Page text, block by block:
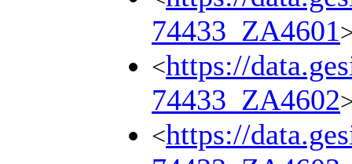
74433_ZA4601
<https://
74433_ZA4602
<https://